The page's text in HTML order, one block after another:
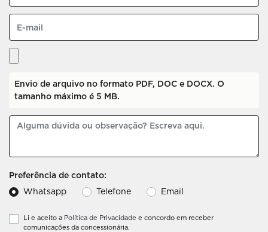
Envio de arquivo no formato PDF, DOC e DOCX. O
tamanho máximo é 5 MB.
Preferência de contato:
Whatsapp
Telefone Email
Li e aceito a Política de Privacidade e concordo em receber
comunicações da concessionária.